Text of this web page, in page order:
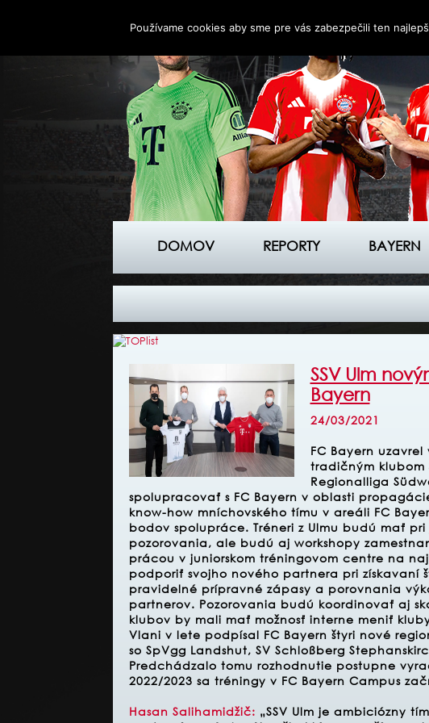
DOMOV REPORTY BAYERN
SSV Ulm
Bayern
24/03/2021
FC Bayern
tradičným klubom
Regionalliga
spolupracovať s FC Bayern v oblasti
know-how mníchovského tímu v areáli FC
bodov spolupráce. Tréneri z Ulmu budú mať
pozorovania, ale budú aj workshopy
prácou v juniorskom tréningovom centre na
podporiť svojho nového partnera pri získavaní
pravidelné prípravné zápasy a porovnania
partnerov. Pozorovania budú koordinovať aj
klubov by mali mať možnosť interne meniť
Vlani v lete podpísal FC Bayern štyri nové
so SpVgg Landshut, SV Schloßberg
Predchádzalo tomu rozhodnutie postupne
2022/2023 sa tréningy v FC Bayern Campus
Hasan Salihamidžič: „SSV Ulm je ambiciózny
Používame cookies aby sme pre vás zabezpečili ten